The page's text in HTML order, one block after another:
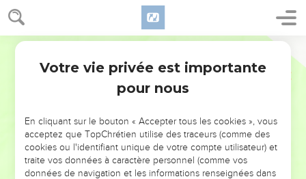
NE MANQUEZ PAS L’ÉVÉNEMENT
DE L’ANNÉE !
ET SI LEURS ERREURS POUVAIENT VOUS ÉVITER LES
VOTRES ?
Votre vie privée est importante
pour nous
En cliquant sur le bouton « Accepter tous les cookies », vous
acceptez que TopChrétien utilise des traceurs (comme des
cookies ou l'identifiant unique de votre compte utilisateur) et
traite vos données à caractère personnel (comme vos
données de navigation et les informations renseignées dans